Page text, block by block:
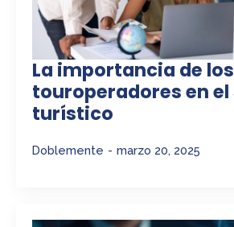
La importancia de los
touroperadores en
turístico
Doblemente marzo 20, 2025